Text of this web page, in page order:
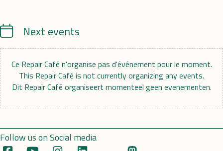
CalendrierNext events
Ce Repair Café n'organise pas d'événement pour le moment.
This Repair Café is not currently organizing any events.
Dit Repair Café organiseert momenteel geen evenementen.
Follow us on Social media